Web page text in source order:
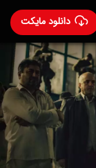
دانلود مایکت